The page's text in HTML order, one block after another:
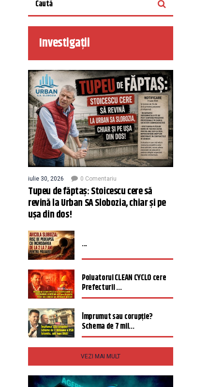
Investigații
iulie 30, 2026 0 Comentariu
Tupeu de făptaș: Stoicescu cere să
revină la Urban SA Slobozia, chiar și pe
ușa din dos!
...
Poluatorul CLEAN CYCLO cere
Prefecturii ...
Împrumut sau corupție?
Schema de 7 mil...
VEZI MAI MULT